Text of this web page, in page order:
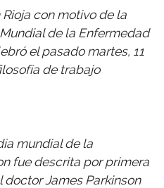
con motivo de la
de la Enfermedad
el pasado martes, 11
de trabajo
mundial de la
fue descrita por primera
doctor James Parkinson